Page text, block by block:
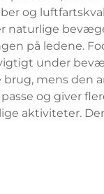
og
naturlige
på ledene.
under
mens den
og giver
aktiviteter.